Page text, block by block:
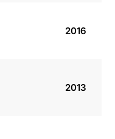
2016
2013